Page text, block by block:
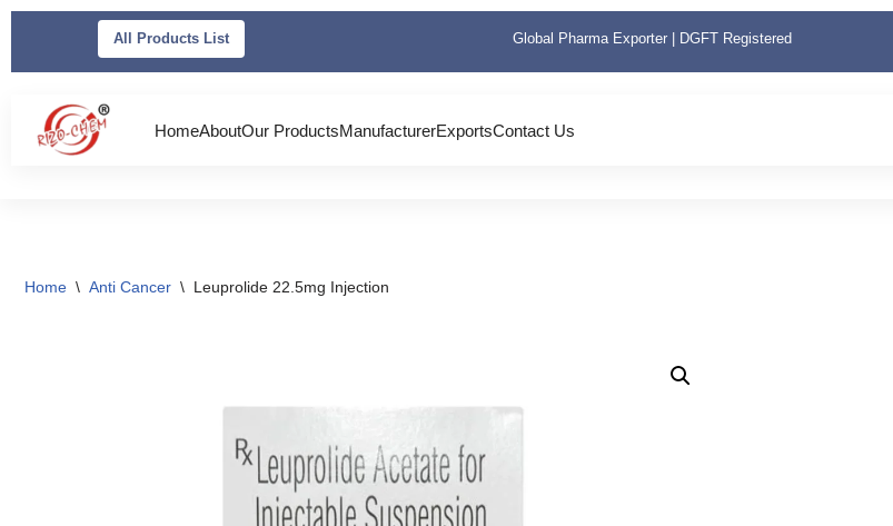
content
All Products List Global Pharma Exporter | DGFT Registered
HomeAboutOur ProductsManufacturerExportsContact Us
Home \ Anti Cancer \ Leuprolide 22.5mg Injection